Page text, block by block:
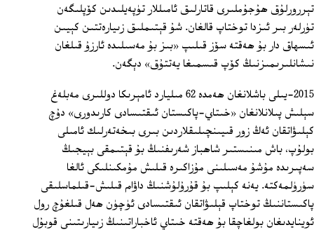
تېررورلۇق ھۇجۇملىرى قاتارلىق ئامىللار تۈپەيلىدىن كۆپلىگەن
تۈرلەر بىر ئىزدا توختاپ قالغان. شۇ قېتىملىق زىيارەتتىن كېيىن
ئىسھاق دار بۇ ھەقتە سۆز قىلىپ «بىز بۇ مەسىلىدە ئارزۇ قىلغان
نىشانلىرىمىزنىڭ كۆپ قىسمىغا يەتتۇق» دېگەن.
2015-يىلى باشلانغان ھەمدە 62 مىليارد ئامېرىكا دوللىرى مەبلەغ
سېلىش پىلانلانغان «خىتاي-پاكىستان ئىقتىسادى كارىدورى» دۇچ
كېلىۋاتقان ئەڭ زور قىيىنچىلىقلاردىن بىرى بىخەتەرلىك ئامىلى
بولۇپ، باش مىنىستىر شاھباز شەرىفنىڭ بۇ قېتىمقى بېيجىڭ
سەپىرىدە مۇشۇ مەسىلىنى مۇزاكىرە قىلىش مۇمكىنلىكى ئالغا
سۈرۈلمەكتە. يەنە كېلىپ بۇ قۇرۇلۇشنىڭ داۋام قىلىش-قىلماسلىقى
پاكىستاننىڭ توختاپ قېلىۋاتقان ئىقتىسادى ئۈچۈن ھەل قىلغۇچ رول
ئوينايدىغان بولغاچقا بۇ ھەقتە خىتاي ئاخباراتىنىڭ زىيارىتىنى قوبۇل